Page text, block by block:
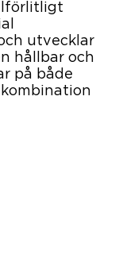
utvecklar
hållbar och
på både